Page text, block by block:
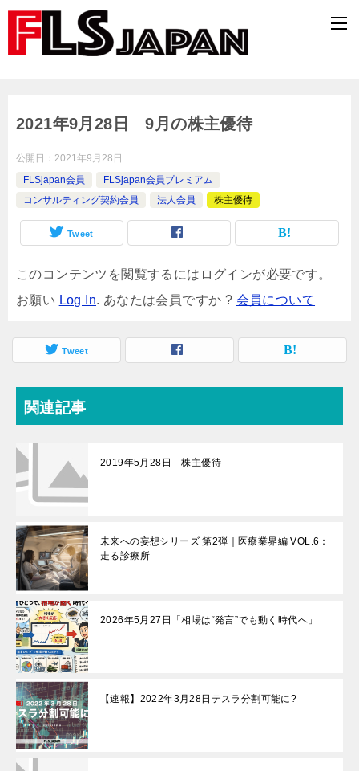
2021年9月28日 9月の株主優待
公開日： 2021年9月28日
FLSjapan会員
FLSjapan会員プレミアム
コンサルティング契約会員
法人会員 株主優待
Tweet
このコンテンツを閲覧するにはログインが必要です。
お願い Log In. あなたは会員ですか ? 会員について
Tweet
関連記事
2019年5月28日 株主優待
未来への妄想シリーズ 第2弾｜医療業界編 VOL.6：
走る診療所
2026年5月27日「相場は“発言”でも動く時代へ」
【速報】2022年3月28日テスラ分割可能に?